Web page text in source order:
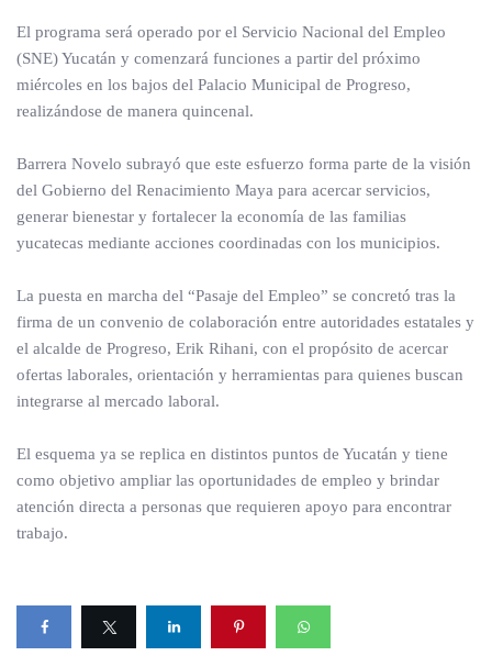
El programa será operado por el Servicio Nacional del Empleo
(SNE) Yucatán y comenzará funciones a partir del próximo
miércoles en los bajos del Palacio Municipal de Progreso,
realizándose de manera quincenal.
Barrera Novelo subrayó que este esfuerzo forma parte de la visión
del Gobierno del Renacimiento Maya para acercar servicios,
generar bienestar y fortalecer la economía de las familias
yucatecas mediante acciones coordinadas con los municipios.
La puesta en marcha del “Pasaje del Empleo” se concretó tras la
firma de un convenio de colaboración entre autoridades estatales y
el alcalde de Progreso, Erik Rihani, con el propósito de acercar
ofertas laborales, orientación y herramientas para quienes buscan
integrarse al mercado laboral.
El esquema ya se replica en distintos puntos de Yucatán y tiene
como objetivo ampliar las oportunidades de empleo y brindar
atención directa a personas que requieren apoyo para encontrar
trabajo.